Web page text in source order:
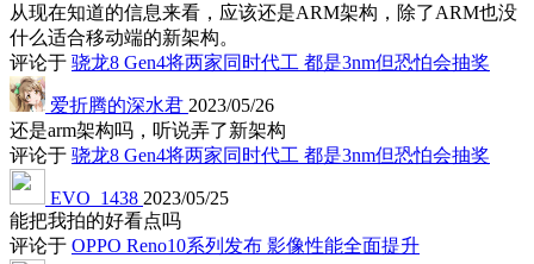
从现在知道的信息来看，应该还是ARM架构，除了ARM也没
什么适合移动端的新架构。
评论于 骁龙8 Gen4将两家同时代工 都是3nm但恐怕会抽奖
爱折腾的深水君 2023/05/26
还是arm架构吗，听说弄了新架构
评论于 骁龙8 Gen4将两家同时代工 都是3nm但恐怕会抽奖
EVO_1438 2023/05/25
能把我拍的好看点吗
评论于 OPPO Reno10系列发布 影像性能全面提升